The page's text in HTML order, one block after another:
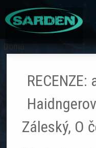
Horor
Literární vyhlídky
Domů
Záleský, O